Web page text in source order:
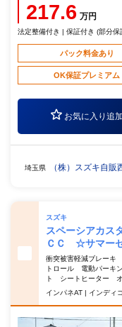
217.6 万円
法定整備付き | 保証付き (部分
パック料金あり
OK保証プレミアム
お気に入り追加
埼玉県 （株）スズキ自
スズキ
スペーシアカ
ＣＣ ☆サマー
衝突被害軽減ブレーキ
トロール 電動パーキ
ト シートヒーター
インパネAT | インディ